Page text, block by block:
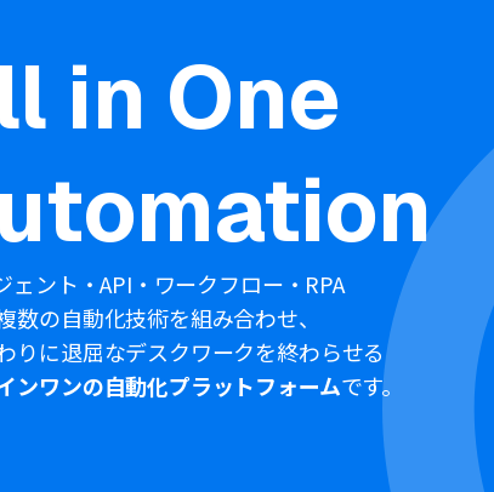
in One
ェント・API・ワークフロー・RPA
数の自動化技術を組み合わせ、
りに退屈なデスクワークを終わらせる
ンワンの自動化プラットフォームです。